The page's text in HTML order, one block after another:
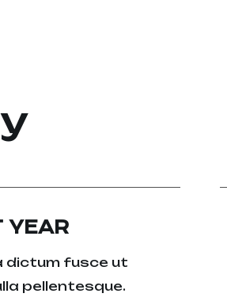
YEAR
dictum fusce ut
pellentesque.